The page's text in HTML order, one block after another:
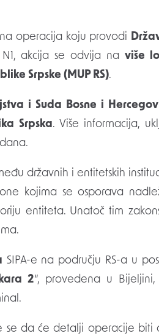
operacija koju provodi
akcija se odvija na više
Srpske (MUP RS).
i Suda Bosne i
Srpska. Više informacija,
državnih i entitetskih
kojima se osporava
entiteta. Unatoč tim
SIPA-e na području RS-a u
2“, provedena u
se da će detalji operacije biti